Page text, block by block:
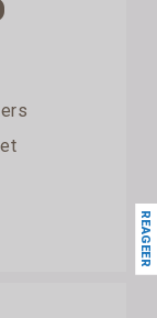
REAGEER